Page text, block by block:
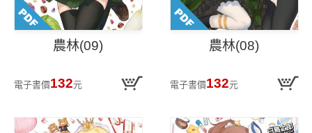
農林(09)
電子書價132元
農林(08)
電子書價132元